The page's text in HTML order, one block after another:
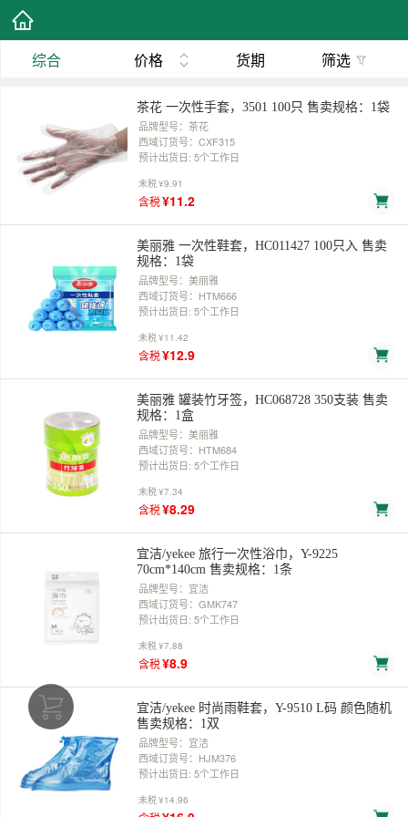
综合 价格 货期 筛选
茶花 一次性手套，3501 100只 售卖规格：1袋
品牌型号：茶花
西域订货号：CXF315
预计出货日: 5个工作日
未税¥9.91
含税¥11.2
美丽雅 一次性鞋套，HC011427 100只入 售卖
规格：1袋
品牌型号：美丽雅
西域订货号：HTM666
预计出货日: 5个工作日
未税¥11.42
含税¥12.9
美丽雅 罐装竹牙签，HC068728 350支装 售卖
规格：1盒
品牌型号：美丽雅
西域订货号：HTM684
预计出货日: 5个工作日
未税¥7.34
含税¥8.29
宜洁/yekee 旅行一次性浴巾，Y-9225
70cm*140cm 售卖规格：1条
品牌型号：宜洁
西域订货号：GMK747
预计出货日: 5个工作日
未税¥7.88
含税¥8.9
宜洁/yekee 时尚雨鞋套，Y-9510 L码 颜色随机
售卖规格：1双
品牌型号：宜洁
西域订货号：HJM376
预计出货日: 5个工作日
未税¥14.96